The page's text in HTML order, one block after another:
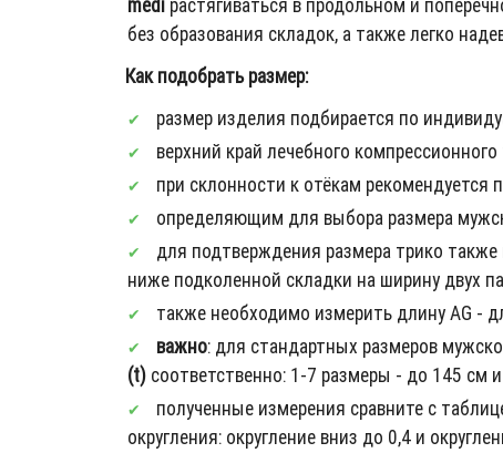
без образования складок, а также легко
Как подобрать размер:
размер изделия подбирается по
верхний край лечебного
при склонности к отёкам рекомендуется
определяющим для выбора размера
для подтверждения размера трико
ниже подколенной складки на ширину двух
также необходимо измерить длину AG -
важно: для стандартных размеров
(t) соответственно: 1-7 размеры - до 145 см
полученные измерения сравните с
округления: округление вниз до 0,4 и